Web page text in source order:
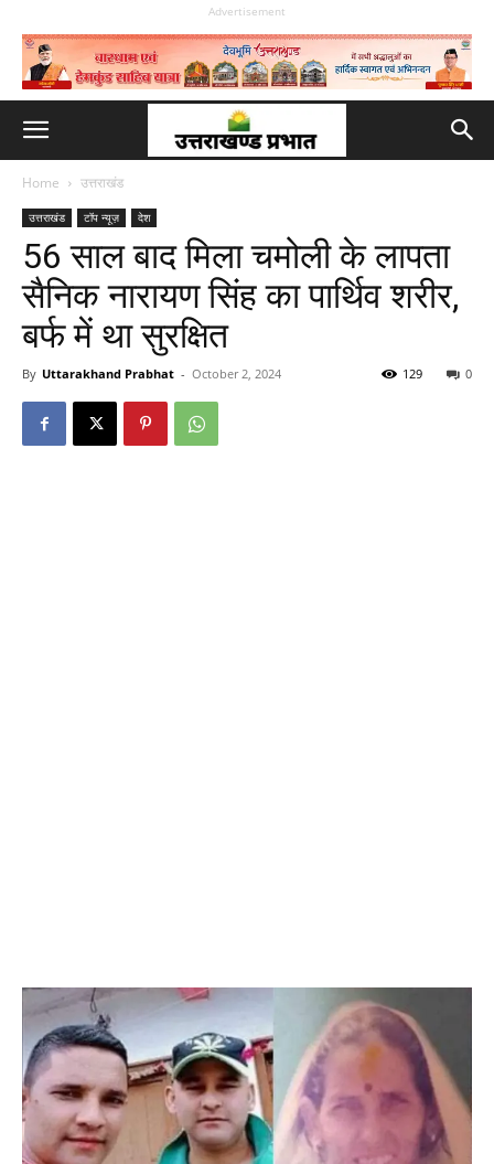
Advertisement
Home उत्तराखंड
उत्तराखंड टॉप न्यूज़ देश
56 साल बाद मिला चमोली के लापता
सैनिक नारायण सिंह का पार्थिव शरीर,
बर्फ में था सुरक्षित
By Uttarakhand Prabhat - October 2, 2024 0
129